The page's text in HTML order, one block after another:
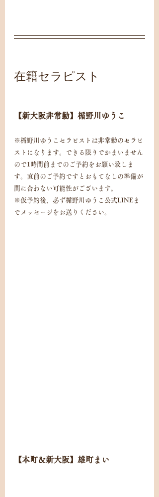
在籍セラピスト
【新大阪非常勤】楯野川ゆうこ
※楯野川ゆうこセラピストは非常勤のセラピ
ストになります。できる限りでかまいません
ので1時間前までのご予約をお願い致しま
す。直前のご予約ですとおもてなしの準備が
間に合わない可能性がございます。
※仮予約後、必ず楯野川ゆうこ公式LINEま
でメッセージをお送りください。
【本町＆新大阪】雄町まい